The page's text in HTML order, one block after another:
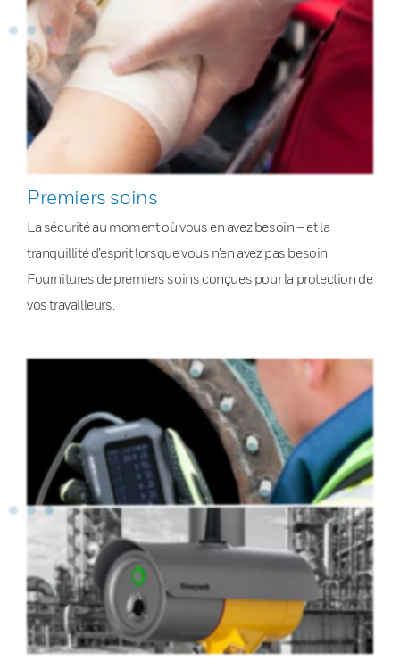
Premiers soins
La sécurité au moment où vous en avez besoin – et la
tranquillité d’esprit lorsque vous n’en avez pas besoin.
Fournitures de premiers soins conçues pour la protection de
vos travailleurs.